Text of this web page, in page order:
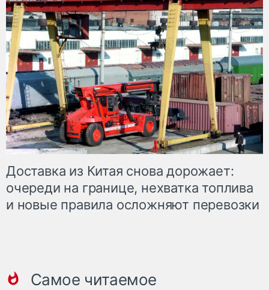
Доставка из Китая снова дорожает:
очереди на границе, нехватка топлива
и новые правила осложняют перевозки
Самое читаемое